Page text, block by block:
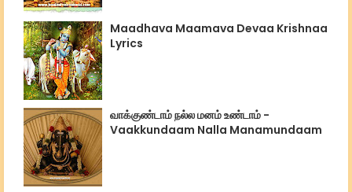
Maadhava Maamava Devaa Krishnaa
Lyrics
வாக்குண்டாம் நல்ல மனம் உண்டாம் -
Vaakkundaam Nalla Manamundaam